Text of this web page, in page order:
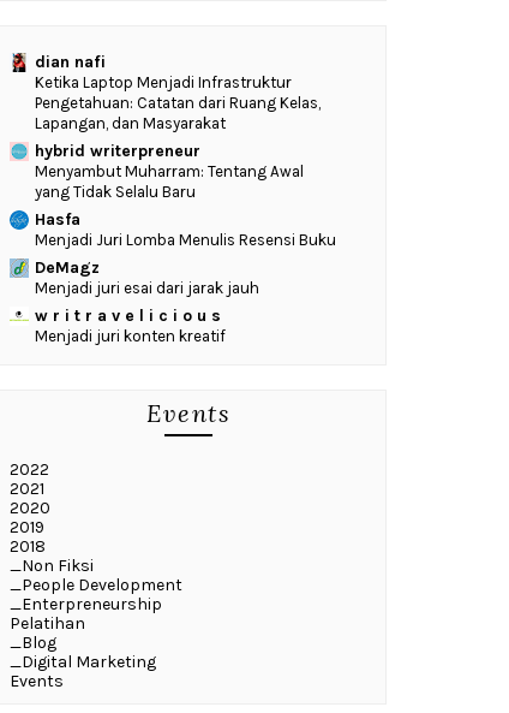
dian nafi
Ketika Laptop Menjadi Infrastruktur
Pengetahuan: Catatan dari Ruang Kelas,
Lapangan, dan Masyarakat
hybrid writerpreneur
Menyambut Muharram: Tentang Awal
yang Tidak Selalu Baru
Hasfa
Menjadi Juri Lomba Menulis Resensi Buku
DeMagz
Menjadi juri esai dari jarak jauh
w r i t r a v e l i c i o u s
Menjadi juri konten kreatif
Events
2022
2021
2020
2019
2018
_Non Fiksi
_People Development
_Enterpreneurship
Pelatihan
_Blog
_Digital Marketing
Events